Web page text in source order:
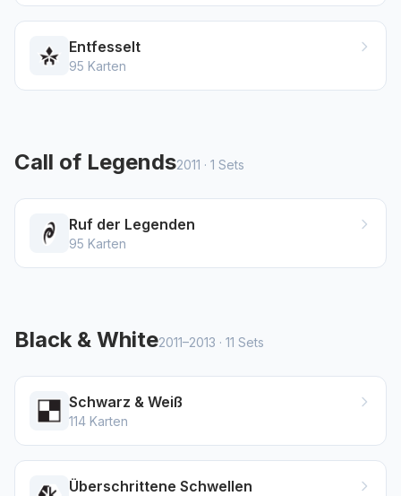
Entfesselt
95 Karten
Call of Legends2011 · 1 Sets
Ruf der Legenden
95 Karten
Black & White2011–2013 · 11 Sets
Schwarz & Weiß
114 Karten
Überschrittene Schwellen